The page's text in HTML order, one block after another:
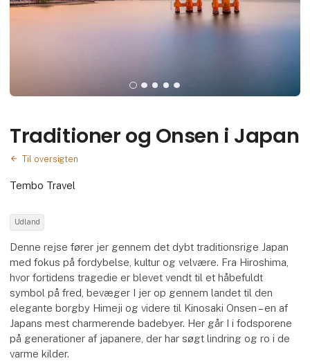
Traditioner og Onsen i Japan
Til oversigten
Tembo Travel
Udland
Denne rejse fører jer gennem det dybt traditionsrige Japan
med fokus på fordybelse, kultur og velvære. Fra Hiroshima,
hvor fortidens tragedie er blevet vendt til et håbefuldt
symbol på fred, bevæger I jer op gennem landet til den
elegante borgby Himeji og videre til Kinosaki Onsen – en af
Japans mest charmerende badebyer. Her går I i fodsporene
på generationer af japanere, der har søgt lindring og ro i de
varme kilder.